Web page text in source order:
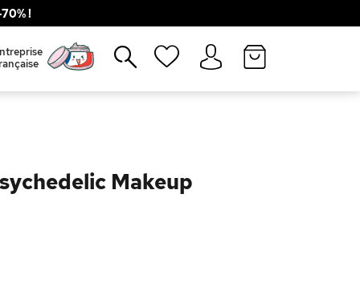
!
Makeup